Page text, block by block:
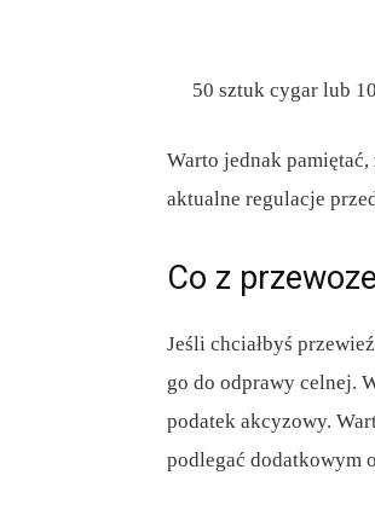
50 sztuk cygar lub
Warto jednak
aktualne regulacje
Co z
Jeśli chciałbyś
go do odprawy celnej.
podatek akcyzowy.
podlegać dodatkowym